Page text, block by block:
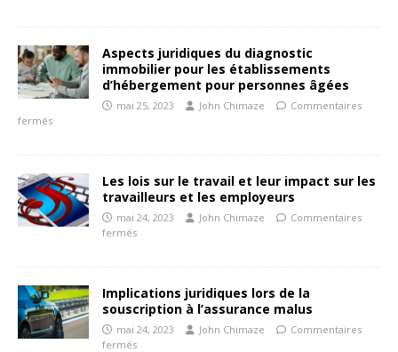
Aspects juridiques du diagnostic
immobilier pour les établissements
d’hébergement pour personnes âgées
mai 25, 2023 John Chimaze
Commentaires
fermés
Les lois sur le travail et leur impact sur les
travailleurs et les employeurs
mai 24, 2023 John Chimaze
Commentaires
fermés
Implications juridiques lors de la
souscription à l’assurance malus
mai 24, 2023 John Chimaze
Commentaires
fermés